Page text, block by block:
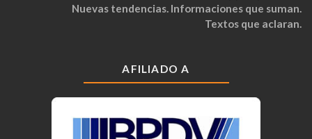
Nuevas tendencias. Informaciones que suman.
Textos que aclaran.
AFILIADO A